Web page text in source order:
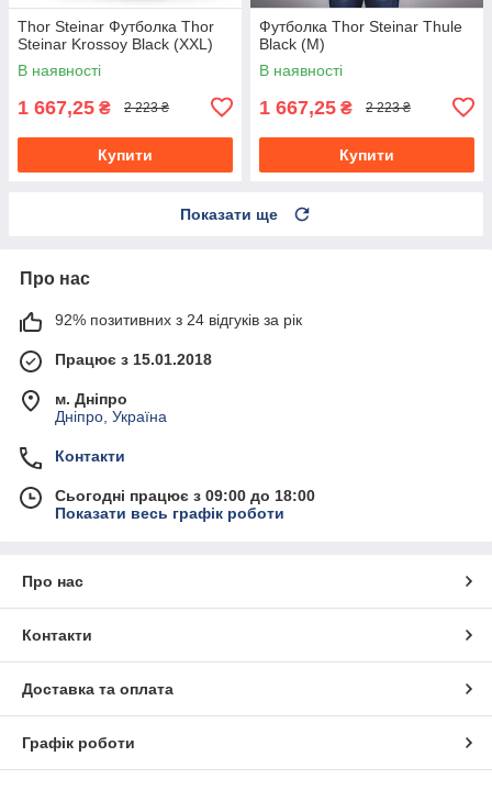
Thor Steinar Футболка Thor
Steinar Krossoy Black (XXL)
В наявності
1 667,25 ₴ 2 223 ₴
Купити
Футболка Thor Steinar Thule
Black (M)
В наявності
1 667,25 ₴ 2 223 ₴
Купити
Показати ще
Про нас
92% позитивних з 24 відгуків за рік
Працює з 15.01.2018
м. Дніпро
Дніпро, Україна
Контакти
Сьогодні працює з 09:00 до 18:00
Показати весь графік роботи
Про нас
Контакти
Доставка та оплата
Графік роботи